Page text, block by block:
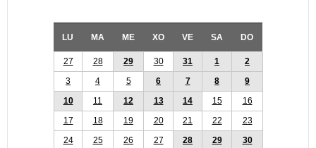
LU MA ME XO VE SA DO
27 28 29 30 31 1
2
3
4 5 6 7 8
9
10
11 12 13 14 15
16
17
18 19 20 21 22
23
24
25 26 27 28 29
30